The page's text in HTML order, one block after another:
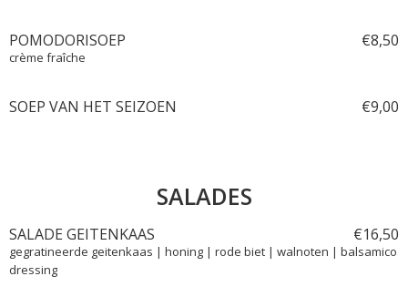
POMODORISOEP €8,50
crème fraîche
SOEP VAN HET SEIZOEN €9,00
SALADES
SALADE GEITENKAAS €16,50
gegratineerde geitenkaas | honing | rode biet | walnoten | balsamico
dressing